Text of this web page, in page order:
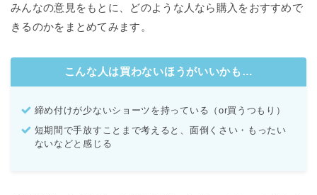
みんなの意見をもとに、どのような人なら購入をおすすめで
きるのかをまとめてみます。
こんな人は買わないほうがいいかも…
締め付けが少ないショーツを持っている（or買うつもり）
短期間で手放すことまで考えると、面倒くさい・もったい
ないなどと感じる